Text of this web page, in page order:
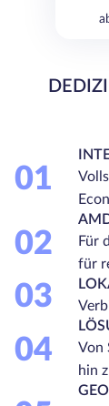
01
02
Für
für
03
04
Von
hin